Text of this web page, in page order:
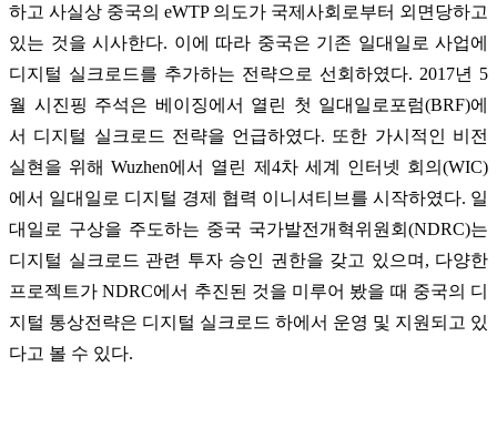
하고 사실상 중국의 eWTP 의도가 국제사회로부터 외면당하고
있는 것을 시사한다. 이에 따라 중국은 기존 일대일로 사업에
디지털 실크로드를 추가하는 전략으로 선회하였다. 2017년 5
월 시진핑 주석은 베이징에서 열린 첫 일대일로포럼(BRF)에
서 디지털 실크로드 전략을 언급하였다. 또한 가시적인 비전
실현을 위해 Wuzhen에서 열린 제4차 세계 인터넷 회의(WIC)
에서 일대일로 디지털 경제 협력 이니셔티브를 시작하였다. 일
대일로 구상을 주도하는 중국 국가발전개혁위원회(NDRC)는
디지털 실크로드 관련 투자 승인 권한을 갖고 있으며, 다양한
프로젝트가 NDRC에서 추진된 것을 미루어 봤을 때 중국의 디
지털 통상전략은 디지털 실크로드 하에서 운영 및 지원되고 있
다고 볼 수 있다.